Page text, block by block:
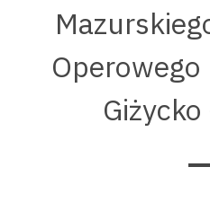
Operowego